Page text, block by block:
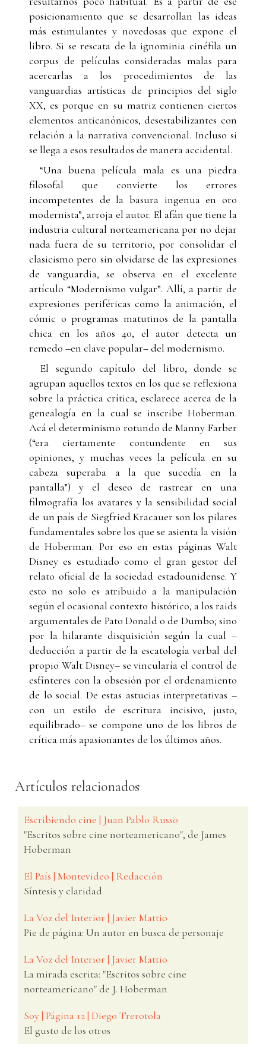
posicionamiento que se desarrollan las ideas
más estimulantes y novedosas que expone el
libro. Si se rescata de la ignominia cinéfila un
corpus de películas consideradas malas para
acercarlas a los procedimientos de las
vanguardias artísticas de principios del siglo
XX, es porque en su matriz contienen ciertos
elementos anticanónicos, desestabilizantes con
relación a la narrativa convencional. Incluso si
se llega a esos resultados de manera accidental.
“Una buena película mala es una piedra
filosofal que convierte los errores
incompetentes de la basura ingenua en oro
modernista”, arroja el autor. El afán que tiene la
industria cultural norteamericana por no dejar
nada fuera de su territorio, por consolidar el
clasicismo pero sin olvidarse de las expresiones
de vanguardia, se observa en el excelente
artículo “Modernismo vulgar”. Allí, a partir de
expresiones periféricas como la animación, el
cómic o programas matutinos de la pantalla
chica en los años 40, el autor detecta un
remedo –en clave popular– del modernismo.
El segundo capítulo del libro, donde se
agrupan aquellos textos en los que se reflexiona
sobre la práctica crítica, esclarece acerca de la
genealogía en la cual se inscribe Hoberman.
Acá el determinismo rotundo de Manny Farber
(“era ciertamente contundente en sus
opiniones, y muchas veces la película en su
cabeza superaba a la que sucedía en la
pantalla”) y el deseo de rastrear en una
filmografía los avatares y la sensibilidad social
de un país de Siegfried Kracauer son los pilares
fundamentales sobre los que se asienta la visión
de Hoberman. Por eso en estas páginas Walt
Disney es estudiado como el gran gestor del
relato oficial de la sociedad estadounidense. Y
esto no solo es atribuido a la manipulación
según el ocasional contexto histórico, a los raids
argumentales de Pato Donald o de Dumbo; sino
por la hilarante disquisición según la cual –
deducción a partir de la escatología verbal del
propio Walt Disney– se vincularía el control de
esfínteres con la obsesión por el ordenamiento
de lo social. De estas astucias interpretativas –
con un estilo de escritura incisivo, justo,
equilibrado– se compone uno de los libros de
crítica más apasionantes de los últimos años.
Artículos relacionados
Escribiendo cine | Juan Pablo Russo
"Escritos sobre cine norteamericano", de James
Hoberman
El País | Montevideo | Redacción
Síntesis y claridad
La Voz del Interior | Javier Mattio
Pie de página: Un autor en busca de personaje
La Voz del Interior | Javier Mattio
La mirada escrita: "Escritos sobre cine
norteamericano" de J. Hoberman
Soy | Página 12 | Diego Trerotola
El gusto de los otros